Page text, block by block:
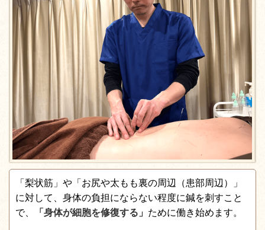
「梨状筋」や「お尻や太もも裏の周辺（患部周辺）」
に対して、身体の負担にならない程度に鍼を刺すこと
で、
「身体が細胞を修復する」 ために働き始めます。